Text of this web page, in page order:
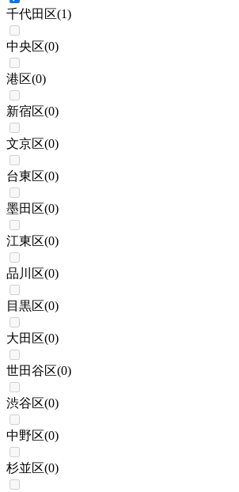
千代田区(1)
中央区(0)
港区(0)
新宿区(0)
文京区(0)
台東区(0)
墨田区(0)
江東区(0)
品川区(0)
目黒区(0)
大田区(0)
世田谷区(0)
渋谷区(0)
中野区(0)
杉並区(0)